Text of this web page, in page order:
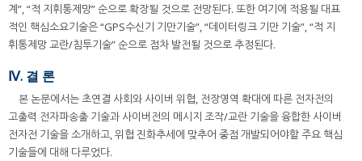
계”, “적 지휘통제망” 순으로 확장될 것으로 전망된다. 또한 여기에 적용될 대표
적인 핵심소요기술은 “GPS수신기 기만기술”, “데이터링크 기만 기술”, “적 지
휘통제망 교란/침투기술” 순으로 점차 발전될 것으로 추정된다.
Ⅳ. 결 론
본 논문에서는 초연결 사회와 사이버 위협, 전장영역 확대에 따른 전자전의
고출력 전자파송출 기술과 사이버전의 메시지 조작/교란 기술을 융합한 사이버
전자전 기술을 소개하고, 위협 진화추세에 맞추어 중점 개발되어야할 주요 핵심
기술들에 대해 다루었다.